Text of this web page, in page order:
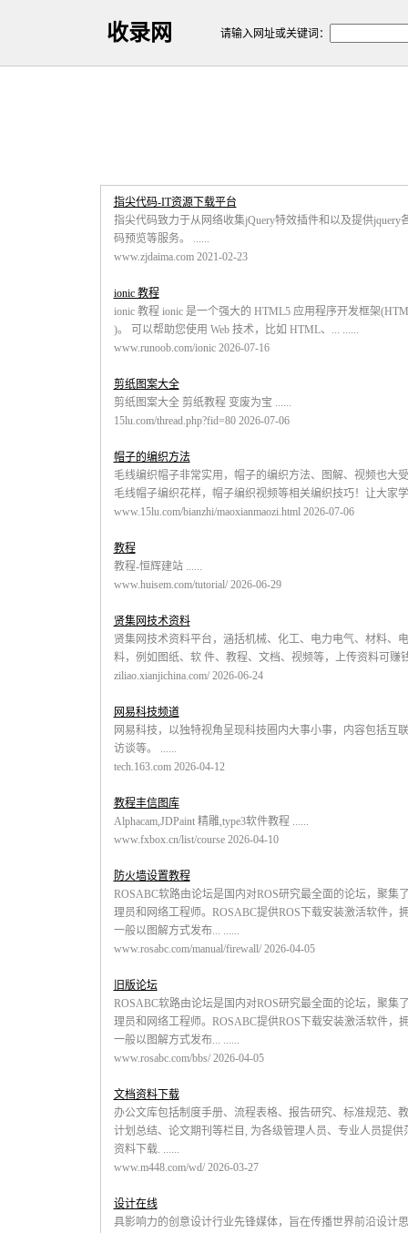
收录网 请输入网址或关键词：
指尖代码-IT资源下载平台
指尖代码致力于从网络收集jQuery特效插件和以及提供jquery
码预览等服务。 ......
www.zjdaima.com 2021-02-23
ionic 教程
ionic 教程 ionic 是一个强大的 HTML5 应用程序开发框架
)。 可以帮助您使用 Web 技术，比如 HTML、... ......
www.runoob.com/ionic 2026-07-16
剪纸图案大全
剪纸图案大全 剪纸教程 变废为宝 ......
15lu.com/thread.php?fid=80 2026-07-06
帽子的编织方法
毛线编织帽子非常实用，帽子的编织方法、图解、视频也大
毛线帽子编织花样，帽子编织视频等相关编织技巧！让大家
www.15lu.com/bianzhi/maoxianmaozi.html 2026-07-06
教程
教程-恒辉建站 ......
www.huisem.com/tutorial/ 2026-06-29
贤集网技术资料
贤集网技术资料平台，涵括机械、化工、电力电气、材料、
料，例如图纸、软 件、教程、文档、视频等，上传资料可赚
ziliao.xianjichina.com/ 2026-06-24
网易科技频道
网易科技，以独特视角呈现科技圈内大事小事，内容包括互
访谈等。 ......
tech.163.com 2026-04-12
教程丰信图库
Alphacam,JDPaint 精雕,type3软件教程 ......
www.fxbox.cn/list/course 2026-04-10
防火墙设置教程
ROSABC软路由论坛是国内对ROS研究最全面的论坛，聚集
理员和网络工程师。ROSABC提供ROS下载安装激活软件，
一般以图解方式发布... ......
www.rosabc.com/manual/firewall/ 2026-04-05
旧版论坛
ROSABC软路由论坛是国内对ROS研究最全面的论坛，聚集
理员和网络工程师。ROSABC提供ROS下载安装激活软件，
一般以图解方式发布... ......
www.rosabc.com/bbs/ 2026-04-05
文档资料下载
办公文库包括制度手册、流程表格、报告研究、标准规范、
计划总结、论文期刊等栏目, 为各级管理人员、专业人员提
资料下载. ......
www.m448.com/wd/ 2026-03-27
设计在线
具影响力的创意设计行业先锋媒体，旨在传播世界前沿设计